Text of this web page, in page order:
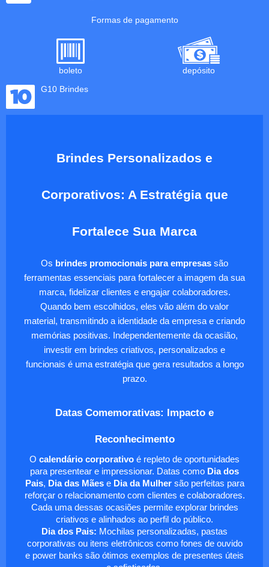
Formas de pagamento
boleto
depósito
G10 Brindes
Brindes Personalizados e
Corporativos: A Estratégia que
Fortalece Sua Marca
Os brindes promocionais para empresas são
ferramentas essenciais para fortalecer a imagem da sua
marca, fidelizar clientes e engajar colaboradores.
Quando bem escolhidos, eles vão além do valor
material, transmitindo a identidade da empresa e criando
memórias positivas. Independentemente da ocasião,
investir em brindes criativos, personalizados e
funcionais é uma estratégia que gera resultados a longo
prazo.
Datas Comemorativas: Impacto e
Reconhecimento
O calendário corporativo é repleto de oportunidades
para presentear e impressionar. Datas como Dia dos
Pais, Dia das Mãese Dia da Mulhersão perfeitas para
reforçar o relacionamento com clientes e colaboradores.
Cada uma dessas ocasiões permite explorar brindes
criativos e alinhados ao perfil do público.
Dia dos Pais: Mochilas personalizadas, pastas
corporativas ou itens eletrônicos como fones de ouvido
e power banks são ótimos exemplos de presentes úteis